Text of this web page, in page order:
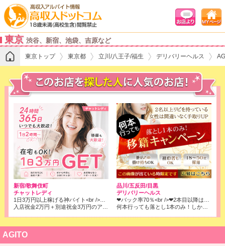
東京 渋谷、新宿、池袋、吉原など
東京トップ 東京都 立川/八王子/福生 デリバリーヘルス
新宿/歌舞伎町
チャットレディ
品川/五反田/目黒
デリバリーヘルス
AGITO